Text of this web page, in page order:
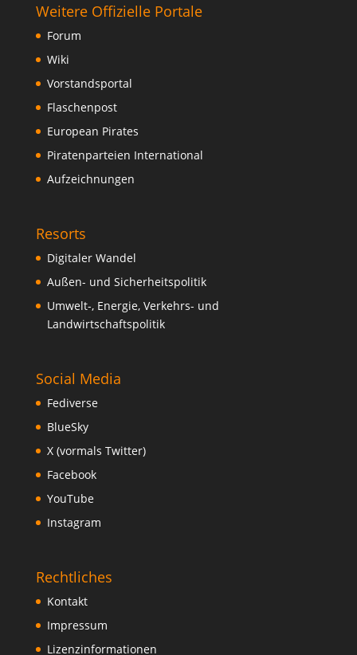
Weitere Offizielle Portale
Forum
Wiki
Vorstandsportal
Flaschenpost
European Pirates
Piratenparteien International
Aufzeichnungen
Resorts
Digitaler Wandel
Außen- und Sicherheitspolitik
Umwelt-, Energie, Verkehrs- und
Landwirtschaftspolitik
Social Media
Fediverse
BlueSky
X (vormals Twitter)
Facebook
YouTube
Instagram
Rechtliches
Kontakt
Impressum
Lizenzinformationen